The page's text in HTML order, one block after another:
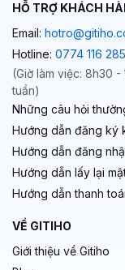
HỖ TRỢ KHÁCH
Email:
Hotline: 0774 116 285
(Giờ làm việc: 8h30
tuần)
Những câu hỏi
Hướng dẫn đăng ký
Hướng dẫn đăng
Hướng dẫn lấy lại
Hướng dẫn thanh
VỀ GITIHO
Giới thiệu về Gitiho